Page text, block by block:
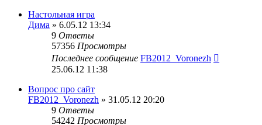
Настольная игра
Дима » 6.05.12 13:34
9 Ответы
57356 Просмотры
Последнее сообщение FB2012_Voronezh
25.06.12 11:38
Вопрос про сайт
FB2012_Voronezh » 31.05.12 20:20
9 Ответы
54242 Просмотры